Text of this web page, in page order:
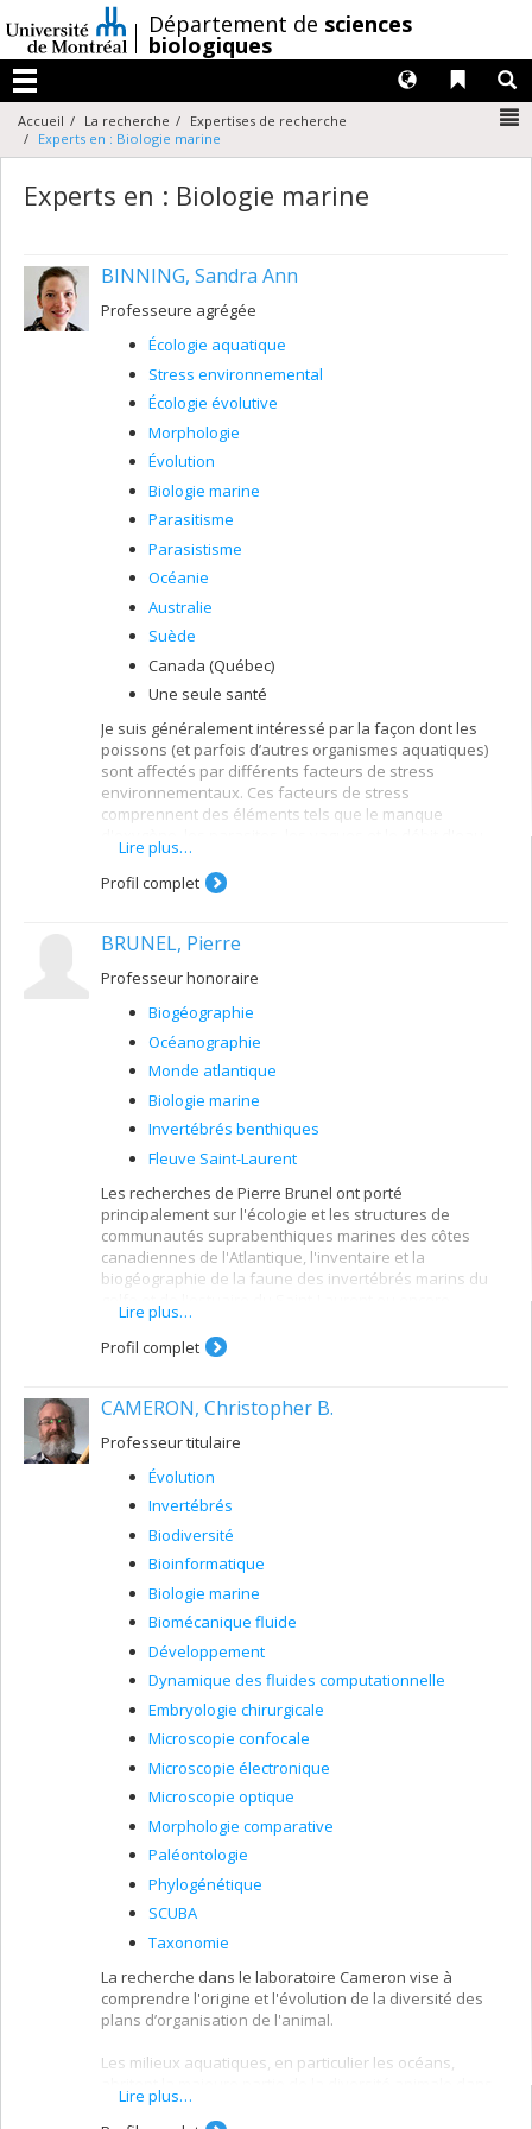
au
contenu
/Département de sciences
biologiques
Menu
Liens
Langues
Accueil La recherche
Expertises de recherche
Experts en : Biologie marine
Experts en : Biologie marine
BINNING, Sandra Ann
Professeure agrégée
Écologie aquatique
Stress environnemental
Écologie évolutive
Morphologie
Évolution
Biologie marine
Parasitisme
Parasistisme
Océanie
Australie
Suède
Canada (Québec)
Une seule santé
Je suis généralement intéressé par la façon dont les
poissons (et parfois d’autres organismes aquatiques)
sont affectés par différents facteurs de stress
environnementaux. Ces facteurs de stress
comprennent des éléments tels que le manque
fluctuant, la salinité élevée, etc. Je suis particulièrement
intéressé par la variation au sein des espèces
(différences intraspécifiques) le long des gradients
Lire plus…
Profil complet
BRUNEL, Pierre
Professeur honoraire
Biogéographie
Océanographie
Monde atlantique
Biologie marine
Invertébrés benthiques
Fleuve Saint-Laurent
Les recherches de Pierre Brunel ont porté
principalement sur l'écologie et les structures de
communautés suprabenthiques marines des côtes
canadiennes de l'Atlantique, l'inventaire et la
biogéographie de la faune des invertébrés marins du
l'alimentation et les migrations de la Morue de Gaspé. Il
est l'auteur de nombreuses publications tels que des
articles mais aussi des monographies sur ces sujets.
Lire plus…
Profil complet
CAMERON, Christopher B.
Professeur titulaire
Évolution
Invertébrés
Biodiversité
Bioinformatique
Biologie marine
Biomécanique fluide
Développement
Dynamique des fluides computationnelle
Embryologie chirurgicale
Microscopie confocale
Microscopie électronique
Microscopie optique
Morphologie comparative
Paléontologie
Phylogénétique
SCUBA
Taxonomie
La recherche dans le laboratoire Cameron vise à
comprendre l'origine et l'évolution de la diversité des
plans d’organisation de l'animal.
Les milieux aquatiques, en particulier les océans,
le monde. En effet, on y retrouve nulle part ailleurs
Lire plus…